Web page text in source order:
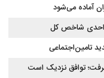
تامین‌اجتماعی
توافق نزدیک است